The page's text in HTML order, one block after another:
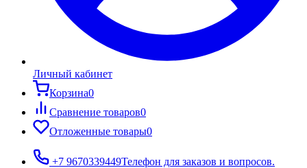
Личный кабинет
Корзина0
Сравнение товаров0
Отложенные товары0
+7 9670339449Телефон для заказов и вопросов.